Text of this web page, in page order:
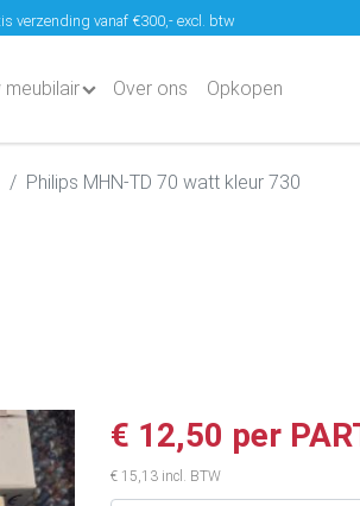
verzending vanaf €300,- excl. btw
meubilair Over ons Opkopen
Philips MHN-TD 70 watt kleur 730
€ 12,50 per
€ 15,13 incl. BTW